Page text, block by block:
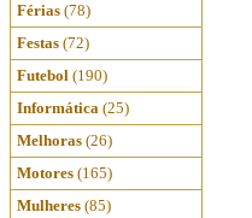
Férias (78)
Festas (72)
Futebol (190)
Informática (25)
Melhoras (26)
Motores (165)
Mulheres (85)